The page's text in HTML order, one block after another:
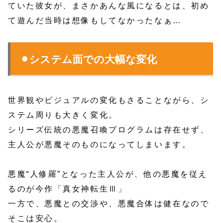
ていた彼女が、まさかあんな風になるとは、初め
て遊んだ当時は想像もしてなかったなぁ…
⚫︎システム面での大幅な変化
世界観やビジュアルの変化もさることながら、シ
ステム周りも大きく変化。
シリーズ伝統の悪魔召喚プログラムは存在せず、
主人公が悪魔そのものになってしまいます。
悪魔“人修羅”となった主人公が、他の悪魔を従え
るのが今作「真女神転生Ⅲ」
一方で、悪魔との交渉や、悪魔合体は健在なので
そこは安心。